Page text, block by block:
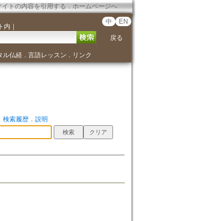
イトの内容を引用する ． ホームページへ
内 ｜
中 EN
戻る
ル仏経． 言語レッスン ． リンク
検索履歴． 説明